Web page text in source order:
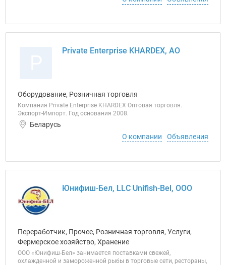
Private Enterprise KHARDEX, АО
Оборудование, Розничная торговля
Компания Private Enterprise KHARDEX Оптовая торговля.
Экспорт-Импорт. Год основания 2008.
Беларусь
О компании
Объявления
Юнифиш-Бел, LLC Unifish-Bel, ООО
Переработчик, Прочее, Розничная торговля, Услуги,
Фермерское хозяйство, Хранение
ООО «Юнифиш-Бел» занимается поставками свежей,
охлажденной и замороженной рыбы в торговые сети, рестораны,